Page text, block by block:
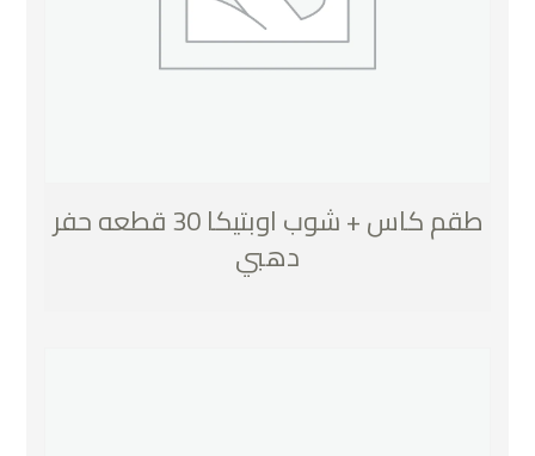
طقم كاس + شوب اوبتيكا 30 قطعه حفر
دهبي